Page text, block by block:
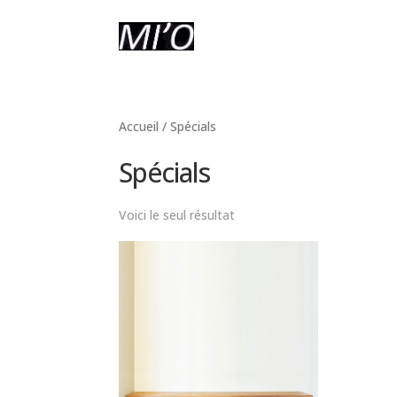
Accueil / Spécials
Spécials
Voici le seul résultat